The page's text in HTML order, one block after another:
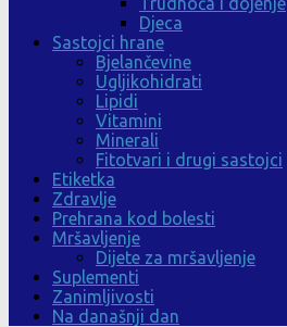
Djeca
Sastojci hrane
Bjelančevine
Ugljikohidrati
Lipidi
Vitamini
Minerali
Fitotvari i drugi sastojci
Etiketka
Zdravlje
Prehrana kod bolesti
Mršavljenje
Dijete za mršavljenje
Suplementi
Zanimljivosti
Na današnji dan